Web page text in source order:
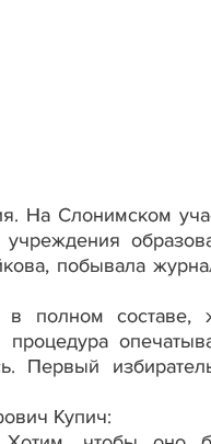
На Слонимском
побывала
в полном составе,
Первый
Купич: